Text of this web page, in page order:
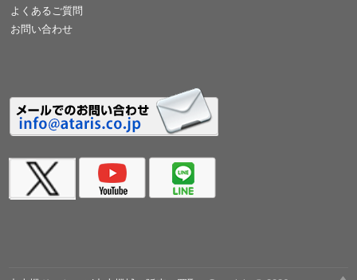
よくあるご質問
お問い合わせ